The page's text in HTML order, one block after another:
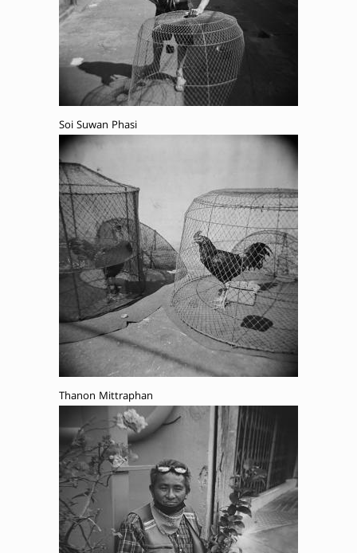
Soi Suwan Phasi
Thanon Mittraphan